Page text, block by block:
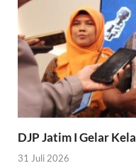
DJP Jatim I Gelar
31 Juli 2026